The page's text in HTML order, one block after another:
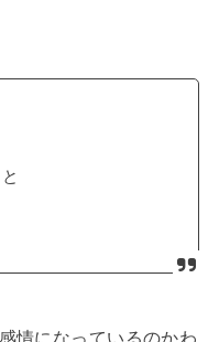
情になっているのかわ